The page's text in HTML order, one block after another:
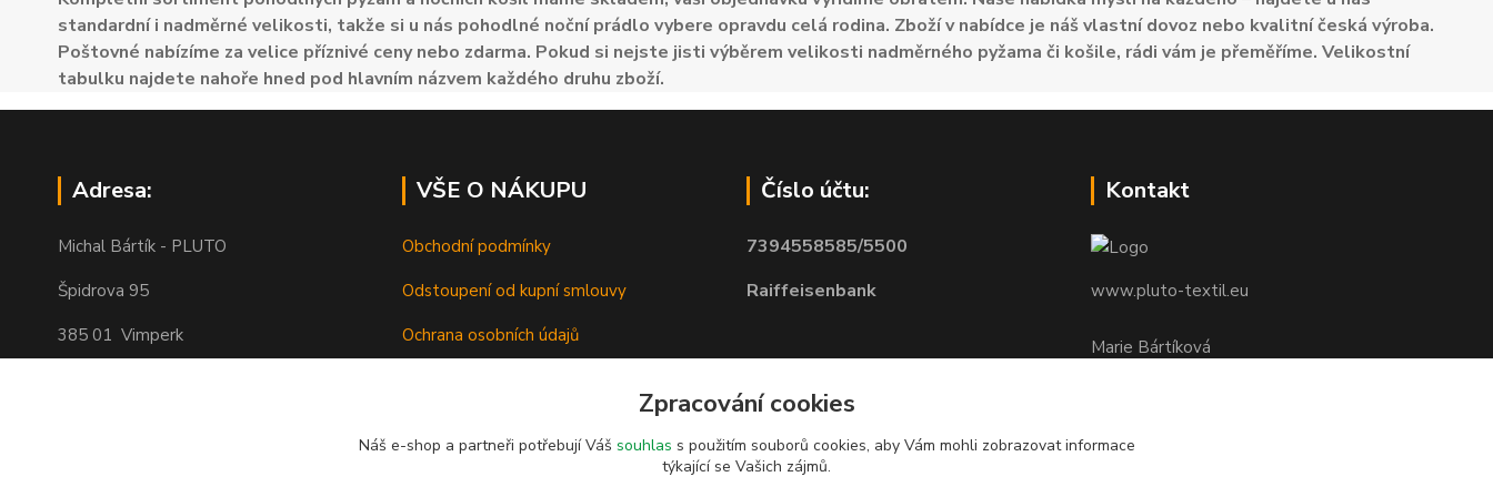
standardní i nadměrné velikosti, takže si u nás pohodlné noční prádlo vybere opravdu celá rodina. Zboží v nabídce je náš vlastní dovoz nebo kvalitní česká výroba.
Poštovné nabízíme za velice příznivé ceny nebo zdarma. Pokud si nejste jisti výběrem velikosti nadměrného pyžama či košile, rádi vám je přeměříme. Velikostní
tabulku najdete nahoře hned pod hlavním názvem každého druhu zboží.
Adresa:
Michal Bártík - PLUTO
Špidrova 95
385 01 Vimperk
VŠE O NÁKUPU
Obchodní podmínky
Odstoupení od kupní smlouvy
Ochrana osobních údajů
Číslo účtu:
7394558585/5500
Raiffeisenbank
Kontakt
www.pluto-textil.eu
Marie Bártíková
pluto@pluto.eu
Zpracování cookies
Náš e-shop a partneři potřebují Váš souhlas s použitím souborů cookies, aby Vám mohli zobrazovat informace
týkající se Vašich zájmů.